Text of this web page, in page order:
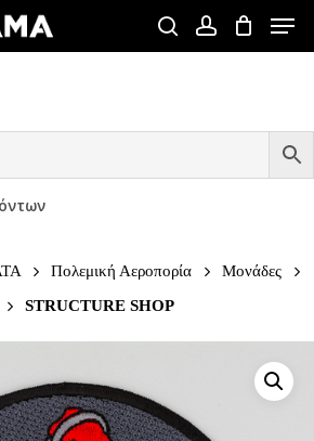
searchaccount
Menu
Πολεμική Αεροπορία
Μονάδες
STRUCTURE SHOP